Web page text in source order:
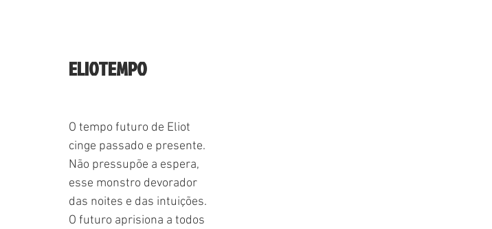
ELIOTEMPO
O tempo futuro de Eliot
cinge passado e presente.
Não pressupõe a espera,
esse monstro devorador
das noites e das intuições.
O futuro aprisiona a todos